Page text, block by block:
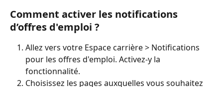
Comment activer les notifications
d’offres d'emploi ?
Allez vers votre Espace carrière > Notifications
pour les offres d'emploi. Activez-y la
fonctionnalité.
Choisissez les pages auxquelles vous souhaitez